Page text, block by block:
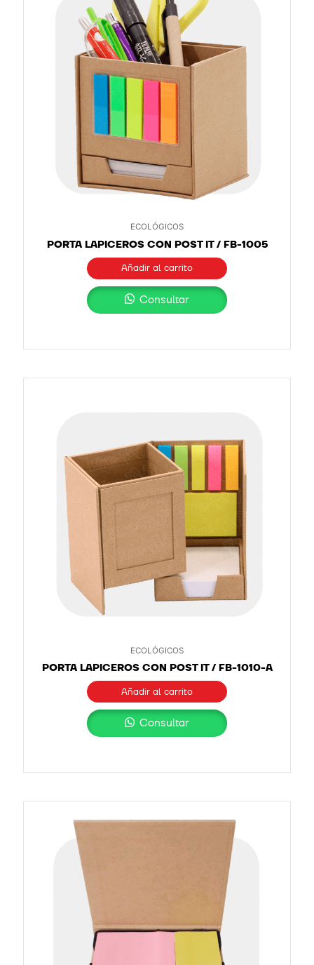
ECOLÓGICOS
PORTA LAPICEROS CON POST IT / FB-1005
Añadir al carrito
Consultar
ECOLÓGICOS
PORTA LAPICEROS CON POST IT / FB-1010-A
Añadir al carrito
Consultar